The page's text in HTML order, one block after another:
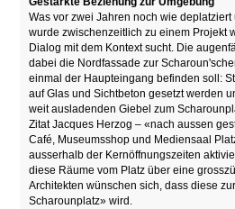
Was vor zwei Jahren noch wie
wurde zwischenzeitlich zu einem Projekt
Dialog mit dem Kontext sucht. Die
dabei die Nordfassade zur
einmal der Haupteingang befinden soll:
auf Glas und Sichtbeton gesetzt werden
weit ausladenden Giebel zum
Zitat Jacques Herzog – «nach aussen
Café, Museumsshop und Mediensaal
ausserhalb der Kernöffnungszeiten
diese Räume vom Platz über eine
Architekten wünschen sich, dass diese
Scharounplatz» wird.